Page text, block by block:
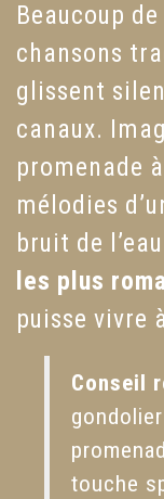
Beaucoup
chansons
glissent
canaux.
promenade
mélodies
bruit de
les plus
puisse vivre
Conseil
touche